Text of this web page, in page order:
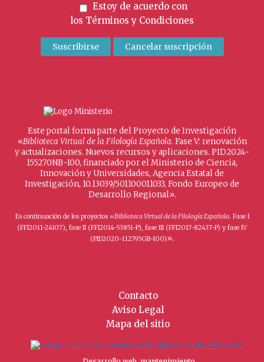
Estoy de acuerdo con
los Términos y Condiciones
Este portal forma parte del Proyecto de Investigación
«Biblioteca Virtual de la Filología Española. Fase V: renovación
y actualizaciones. Nuevos recursos y aplicaciones. PID2024-
155270NB-I00, financiado por el Ministerio de Ciencia,
Innovación y Universidades, Agencia Estatal de
Investigación, 10.13039/501100011033, Fondo Europeo de
Desarrollo Regional».
Es continuación de los proyectos «Biblioteca Virtual de la Filología Española. Fase I
(FFI2011-24107), fase II (FFI2014-53851-P), fase III (FFI2017-82437-P) y fase IV
(PID2020-112795GB-I00)».
Contacto
Aviso Legal
Mapa del sitio